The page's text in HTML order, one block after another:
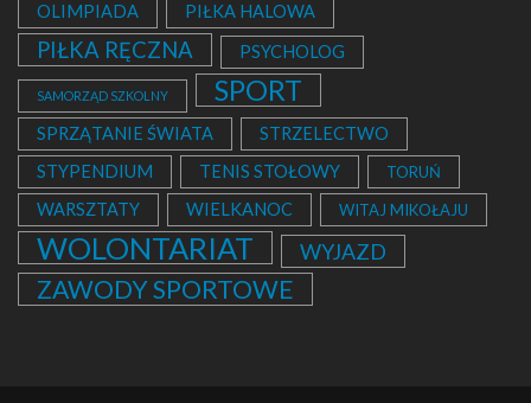
OLIMPIADA PIŁKA HALOWA
PIŁKA RĘCZNA PSYCHOLOG
SAMORZĄD SZKOLNY SPORT
SPRZĄTANIE ŚWIATA
STRZELECTWO
STYPENDIUM
TENIS STOŁOWY TORUŃ
WARSZTATY WIELKANOC WITAJ MIKOŁAJU
WOLONTARIAT WYJAZD
ZAWODY SPORTOWE